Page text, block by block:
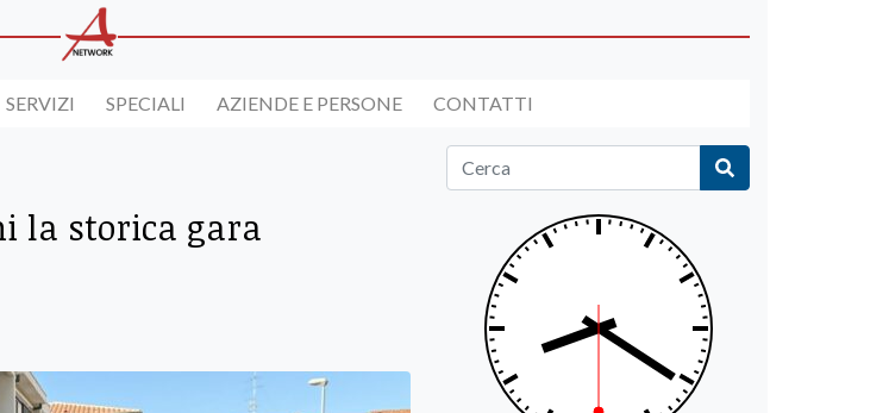
SERVIZI SPECIALI AZIENDE E PERSONE CONTATTI
la storica gara